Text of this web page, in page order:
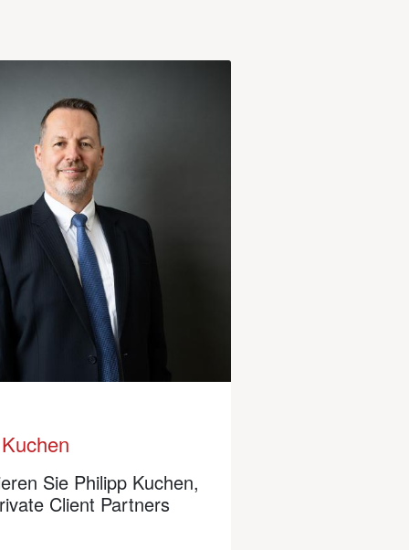
Sie Philipp Kuchen,
Client Partners